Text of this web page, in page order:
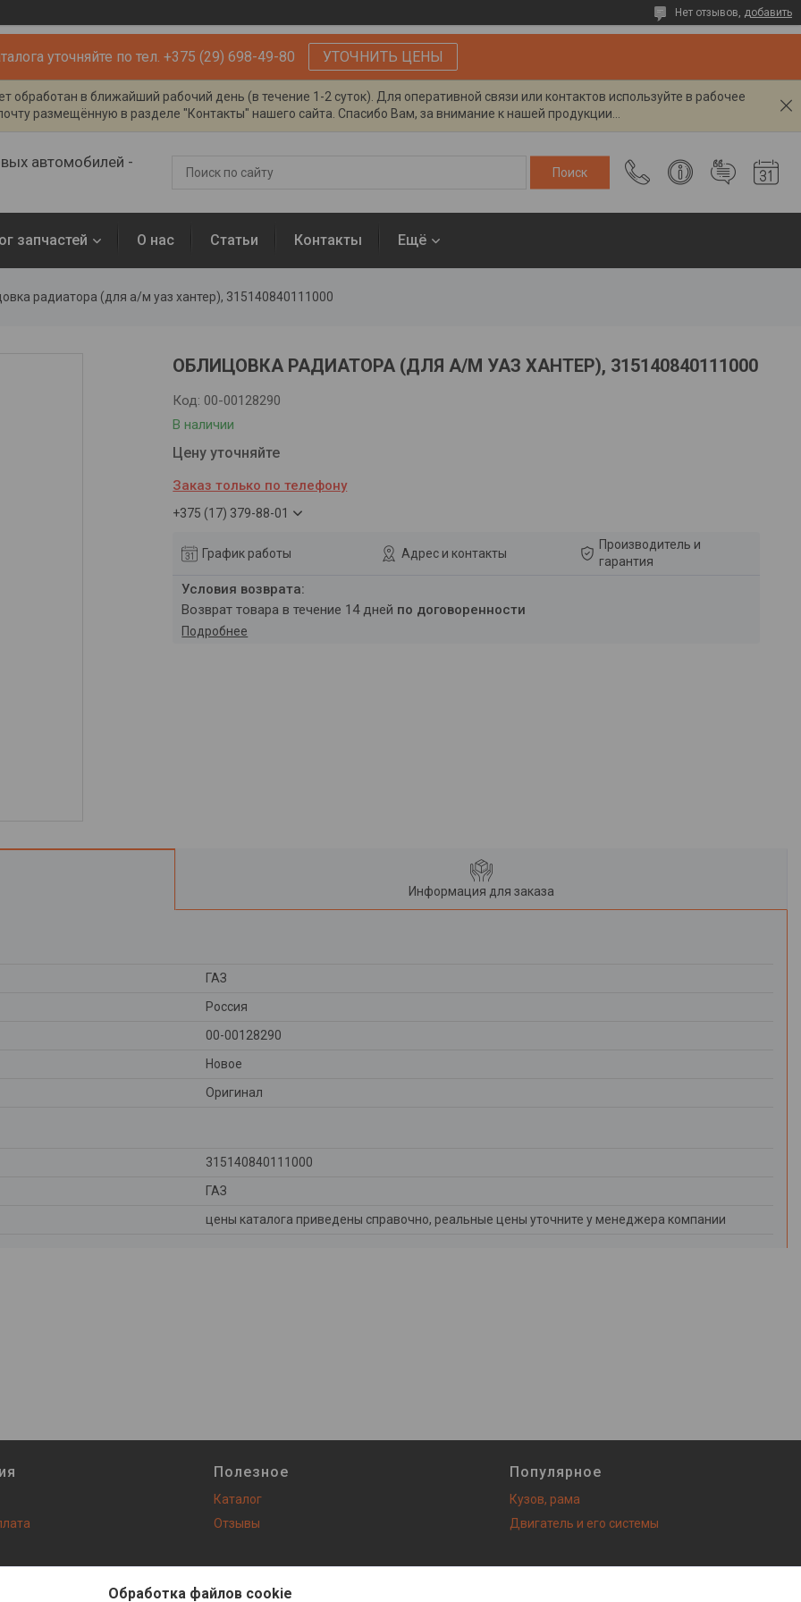
Нет отзывов, добавить
уточняйте по тел. +375 (29) 698-49-80 УТОЧНИТЬ ЦЕНЫ
обработан в ближайший рабочий день (в течение 1-2 суток). Для оперативной связи или контактов используйте в рабочее
размещённую в разделе "Контакты" нашего сайта. Спасибо Вам, за внимание к нашей продукции...
автомобилей -
запчастей О нас Статьи Контакты Ещё
радиатора (для а/м уаз хантер), 315140840111000
ОБЛИЦОВКА РАДИАТОРА (ДЛЯ А/М УАЗ ХАНТЕР), 315140840111000
В наличии
Код: 00-00128290
Цену уточняйте
Заказ только по телефону
+375 (17) 379-88-01
График работы Адрес и контакты
Производитель и
гарантия
возврат товара в течение 14 дней по договоренности
Подробнее
Информация для заказа
ГАЗ
Россия
00-00128290
Новое
Оригинал
315140840111000
ГАЗ
цены каталога приведены справочно, реальные цены уточните у менеджера компании
Полезное
Каталог
Отзывы
Популярное
Кузов, рама
Двигатель и его системы
Сайт создан на платформе Deal.by
Политика обработки файлов cookies
Обработка файлов cookie